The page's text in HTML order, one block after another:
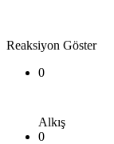
Reaksiyon Göster
0
Alkış
0